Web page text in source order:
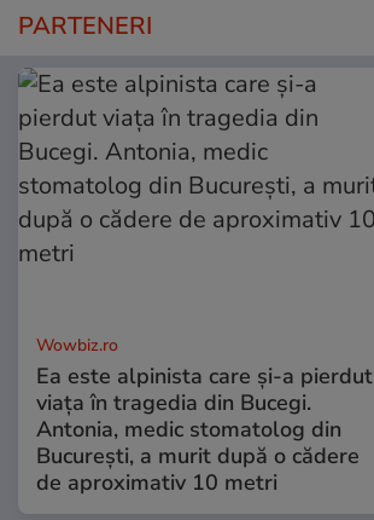
PARTENERI
Wowbiz.ro
Ea este alpinista care și-a pierdut
viața în tragedia din Bucegi.
Antonia, medic stomatolog din
București, a murit după o cădere
de aproximativ 10 metri